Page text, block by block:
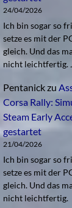
24/04/2026
Ich bin sogar so
setze es mit der
gleich. Und das
nicht leichtfertig.
Pentanickzu
Corsa Rally:
Steam Early
gestartet
21/04/2026
Ich bin sogar so
setze es mit der
gleich. Und das
nicht leichtfertig.